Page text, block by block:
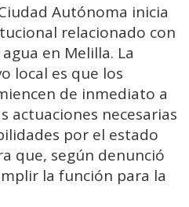
Autónoma inicia
relacionado con
en Melilla. La
local es que los
de inmediato a
actuaciones necesarias
por el estado
que, según denunció
la función para la